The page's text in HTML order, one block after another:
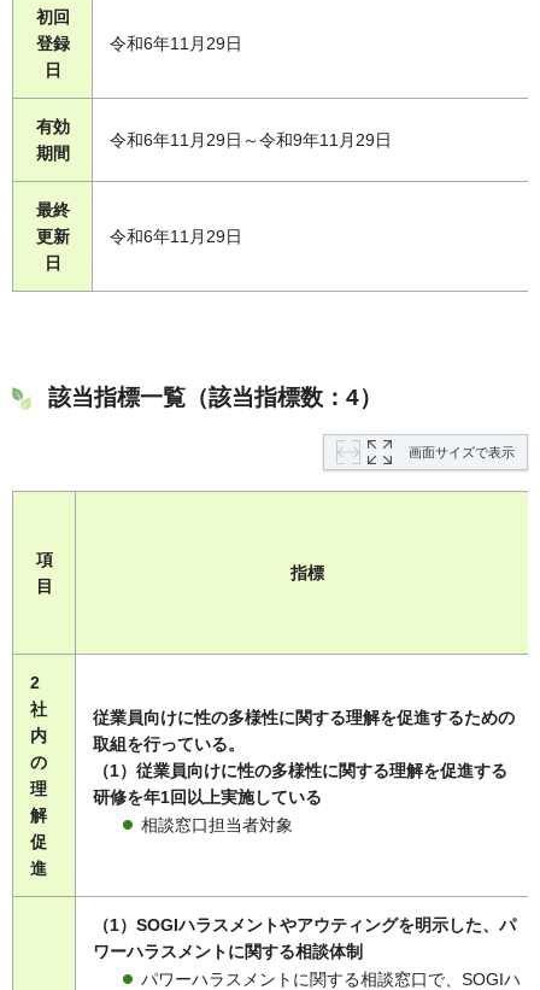
初回
登録
日
令和6年11月29日
有効
期間
令和6年11月29日～令和9年11月29日
最終
更新
日
令和6年11月29日
該当指標一覧（該当指標数：4）
画面サイズで表示
項
目
指標
2
社
内
の
理
解
促
進
従業員向けに性の多様性に関する理解を促進するための
取組を行っている。
（1）従業員向けに性の多様性に関する理解を促進する
研修を年1回以上実施している
相談窓口担当者対象
（1）SOGIハラスメントやアウティングを明示した、パ
ワーハラスメントに関する相談体制
パワーハラスメントに関する相談窓口で、SOGIハ